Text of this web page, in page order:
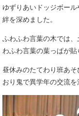
ゆずりあいドッジボー
絆を深めました。
ふわふわ言葉の木では
わふわ言葉の葉っぱが貼
昼休みのたてわり班あ
おり鬼で異学年の交流を